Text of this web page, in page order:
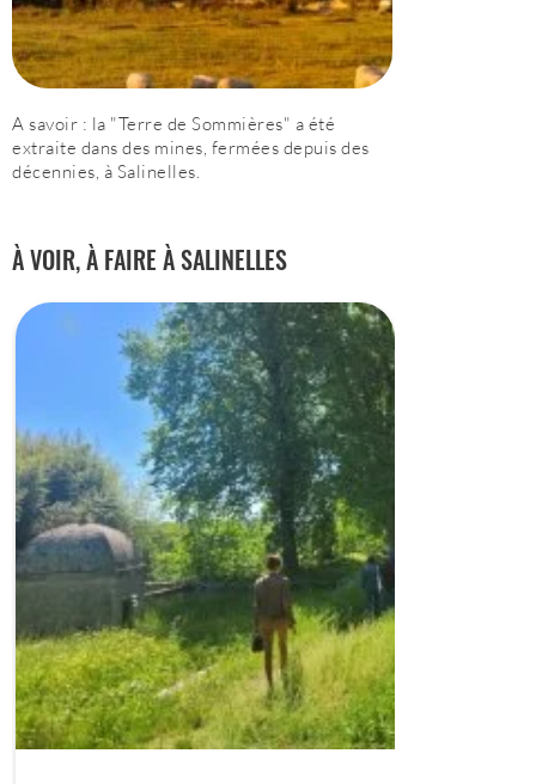
A savoir : la "Terre de Sommières" a été
extraite dans des mines, fermées depuis des
décennies, à Salinelles.
À VOIR, À FAIRE À SALINELLES